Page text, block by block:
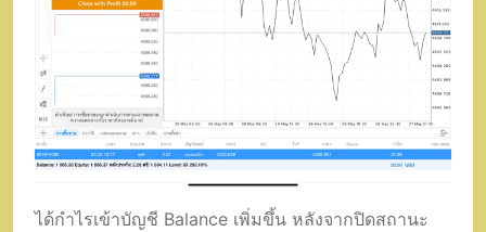
ได้กำไรเข้าบัญชี Balance เพิ่มขึ้น หลังจากปิดสถานะ